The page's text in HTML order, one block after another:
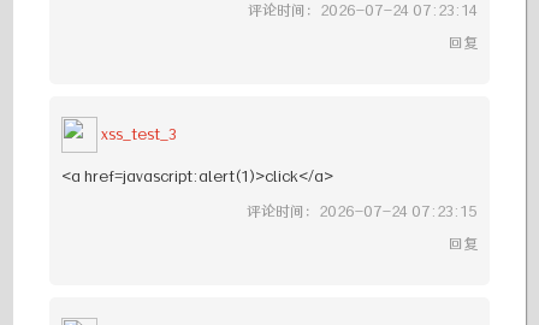
评论时间：2026-07-24 07:23:14
回复
xss_test_3
<a href=javascript:alert(1)>click</a>
评论时间：2026-07-24 07:23:15
回复